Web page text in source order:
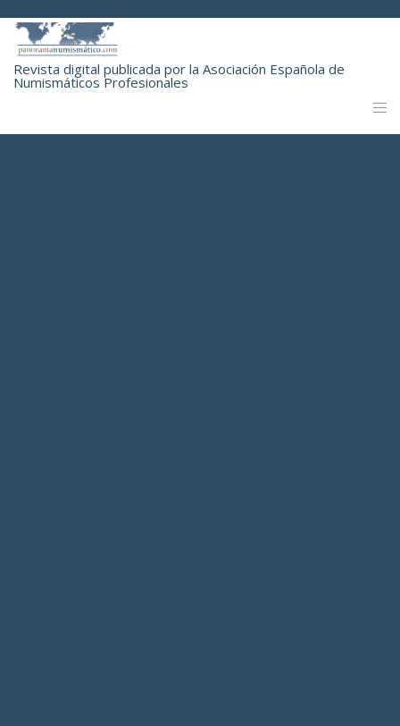
Revista digital publicada por la Asociación Española de
Numismáticos Profesionales